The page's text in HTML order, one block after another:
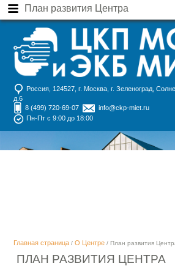
План развития Центра
Россия, 124527, г. Москва, г. Зеленоград,
д.6
8 (499) 720-69-07
info@ckp-miet.ru
Пн-Пт с 9:00 до 18:00
Главная страница /О Центре / План развития
ПЛАН РАЗВИТИЯ ЦЕНТРА